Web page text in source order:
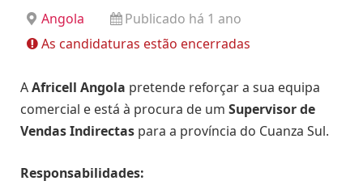
Angola
Publicado há 1 ano
As candidaturas estão encerradas
AAfricell Angola pretende reforçar a sua equipa
comercial e está à procura de um Supervisor de
Vendas Indirectas para a província do Cuanza Sul.
Responsabilidades: